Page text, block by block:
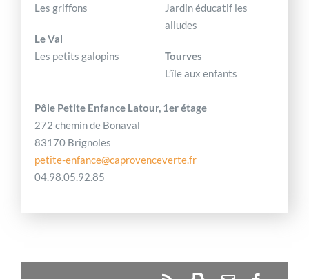
Les griffons
Le Val
Les petits galopins
Jardin éducatif les
alludes
Tourves
L’île aux enfants
Pôle Petite Enfance Latour, 1er étage
272 chemin de Bonaval
83170 Brignoles
petite-enfance@caprovenceverte.fr
04.98.05.92.85